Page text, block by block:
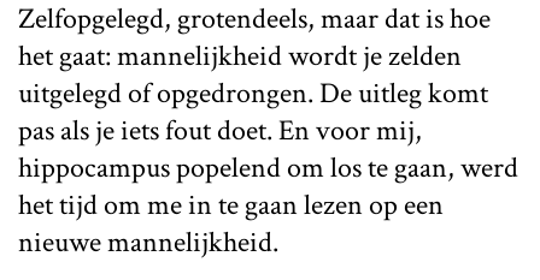
Zelfopgelegd, grotendeels, maar dat is hoe
het gaat: mannelijkheid wordt je zelden
uitgelegd of opgedrongen. De uitleg komt
pas als je iets fout doet. En voor mij,
hippocampus popelend om los te gaan, werd
het tijd om me in te gaan lezen op een
nieuwe mannelijkheid.